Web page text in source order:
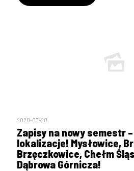
2020-03-20
Zapisy na nowy semestr
lokalizacje! Mysłowice,
Brzęczkowice, Chełm
Dąbrowa Górnicza!